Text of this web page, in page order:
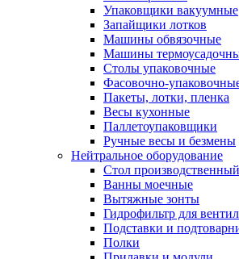
Упаковщики вакуумные
Запайщики лотков
Машины обвязочные
Машины
Столы упаковочные
Фасовочно-
Пакеты, лотки, пленка
Весы кухонные
Паллетоупаковщики
Ручные весы и безмены
Нейтральное оборудование
Cтол производственный
Ванны моечные
Вытяжные зонты
Гидрофильтр для
Подставки и
Полки